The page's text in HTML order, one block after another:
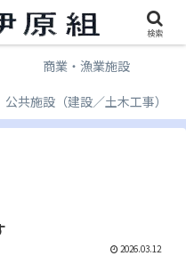
共同住宅
商業・漁業施設
公共施設（建設／土木工事）
2026.03.12
検索